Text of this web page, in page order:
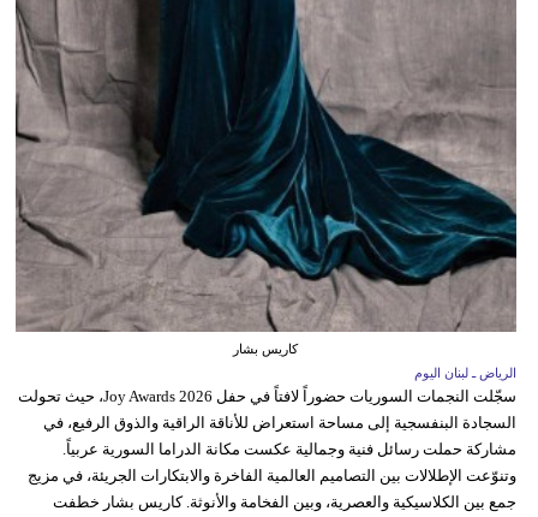
كاريس بشار
الرياض ـ لبنان اليوم
سجّلت النجمات السوريات حضوراً لافتاً في حفل Joy Awards 2026، حيث تحولت
السجادة البنفسجية إلى مساحة استعراض للأناقة الراقية والذوق الرفيع، في
مشاركة حملت رسائل فنية وجمالية عكست مكانة الدراما السورية عربياً.
وتنوّعت الإطلالات بين التصاميم العالمية الفاخرة والابتكارات الجريئة، في مزيج
جمع بين الكلاسيكية والعصرية، وبين الفخامة والأنوثة. كاريس بشار خطفت